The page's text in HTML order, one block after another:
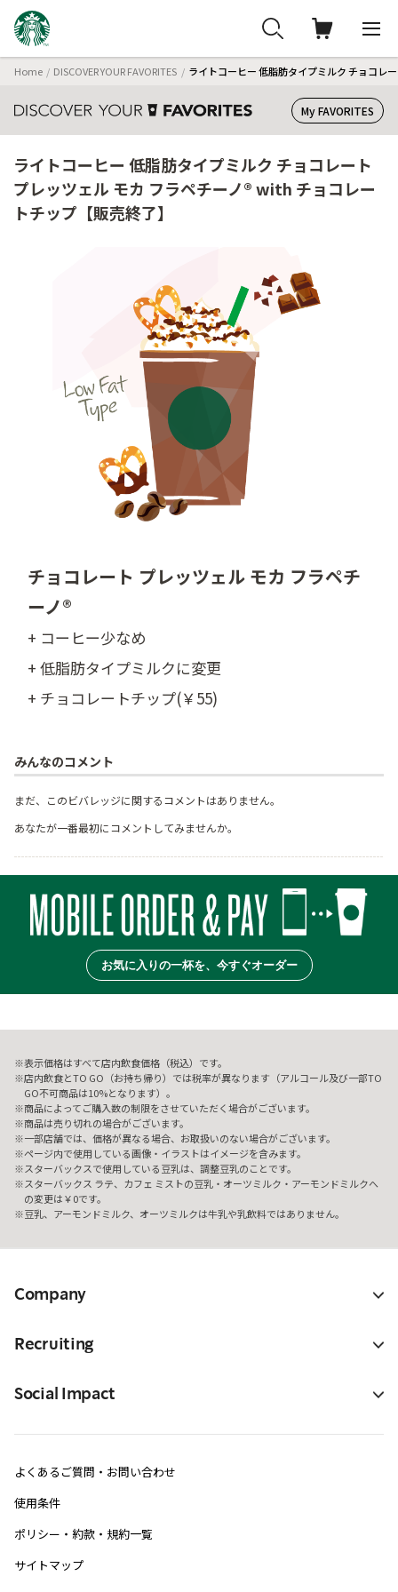
Home DISCOVER YOUR FAVORITES ライトコーヒー 低脂肪タイプミルク チョコレ
My FAVORITES
ライトコーヒー 低脂肪タイプミルク チョコレート
プレッツェル モカ フラペチーノ® with チョコレー
トチップ【販売終了】
チョコレート プレッツェル モカ フラペチ
ーノ®
+ コーヒー少なめ
+ 低脂肪タイプミルクに変更
+ チョコレートチップ(￥55)
みんなのコメント
まだ、このビバレッジに関するコメントはありません。
あなたが一番最初にコメントしてみませんか。
お気に入りの一杯を、今すぐオーダー
表示価格はすべて店内飲食価格（税込）です。
店内飲食とTO GO（お持ち帰り）では税率が異なります（アルコール及び一部TO
GO不可商品は10%となります）。
商品によってご購入数の制限をさせていただく場合がございます。
商品は売り切れの場合がございます。
一部店舗では、価格が異なる場合、お取扱いのない場合がございます。
ページ内で使用している画像・イラストはイメージを含みます。
スターバックスで使用している豆乳は、調整豆乳のことです。
スターバックス ラテ、カフェ ミストの豆乳・オーツミルク・アーモンドミルクへ
の変更は￥0です。
豆乳、アーモンドミルク、オーツミルクは牛乳や乳飲料ではありません。
Company
Recruiting
Social Impact
よくあるご質問・お問い合わせ
使用条件
ポリシー・約款・規約一覧
サイトマップ